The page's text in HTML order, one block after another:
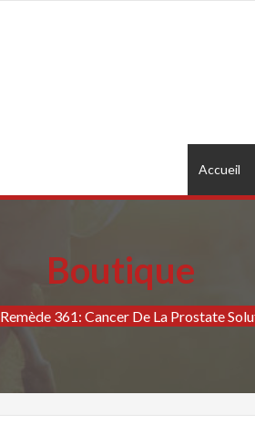
Accueil
Boutique
Remède 361: Cancer De La Prostate